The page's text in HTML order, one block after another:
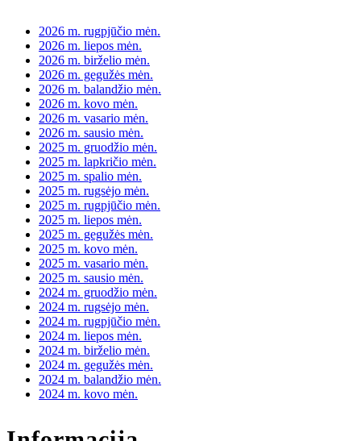
2026 m. rugpjūčio mėn.
2026 m. liepos mėn.
2026 m. birželio mėn.
2026 m. gegužės mėn.
2026 m. balandžio mėn.
2026 m. kovo mėn.
2026 m. vasario mėn.
2026 m. sausio mėn.
2025 m. gruodžio mėn.
2025 m. lapkričio mėn.
2025 m. spalio mėn.
2025 m. rugsėjo mėn.
2025 m. rugpjūčio mėn.
2025 m. liepos mėn.
2025 m. gegužės mėn.
2025 m. kovo mėn.
2025 m. vasario mėn.
2025 m. sausio mėn.
2024 m. gruodžio mėn.
2024 m. rugsėjo mėn.
2024 m. rugpjūčio mėn.
2024 m. liepos mėn.
2024 m. birželio mėn.
2024 m. gegužės mėn.
2024 m. balandžio mėn.
2024 m. kovo mėn.